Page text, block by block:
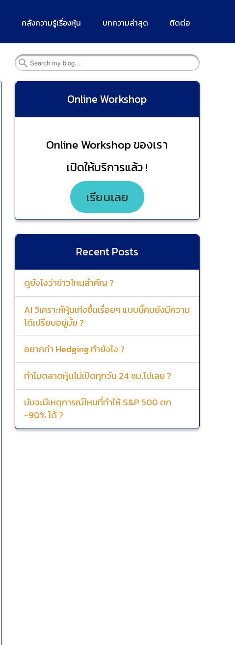
คลังความรู้เรื่องหุ้น บทความล่าสุด ติดต่อ
Search
Online Workshop
Online Workshop ของเรา
เปิดให้บริการแล้ว !
เรียนเลย
Recent Posts
ดูยังไงว่าข่าวไหนสำคัญ ?
AI วิเคราะห์หุ้นเก่งขึ้นเรื่อยๆ แบบนี้คนยังมีความ
ได้เปรียบอยู่มั้ย ?
อยากทำ Hedging ทำยังไง ?
ทำไมตลาดหุ้นไม่เปิดทุกวัน 24 ชม.ไปเลย ?
มันจะมีเหตุการณ์ไหนที่ทำให้ S&P 500 ตก
-90% ได้ ?